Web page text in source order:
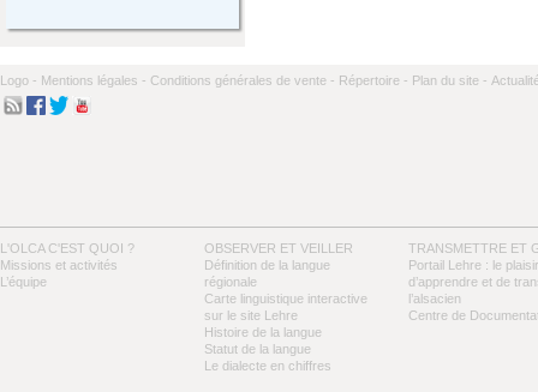
Logo - Mentions légales - Conditions générales de vente - Répertoire - Plan du site -
L'OLCA C'EST QUOI ?
Missions et activités
L’équipe
OBSERVER ET VEILLER
Définition de la langue
régionale
Carte linguistique interactive
sur le site Lehre
Histoire de la langue
Statut de la langue
Le dialecte en chiffres
TRANSMETTRE ET
Portail Lehre : le plaisir
d’apprendre et de
l’alsacien
Centre de